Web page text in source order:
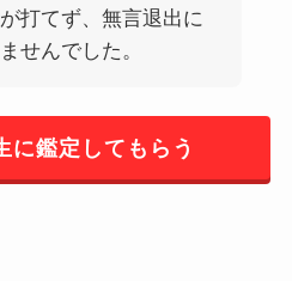
打てず、無言退出に
せんでした。
に鑑定してもらう